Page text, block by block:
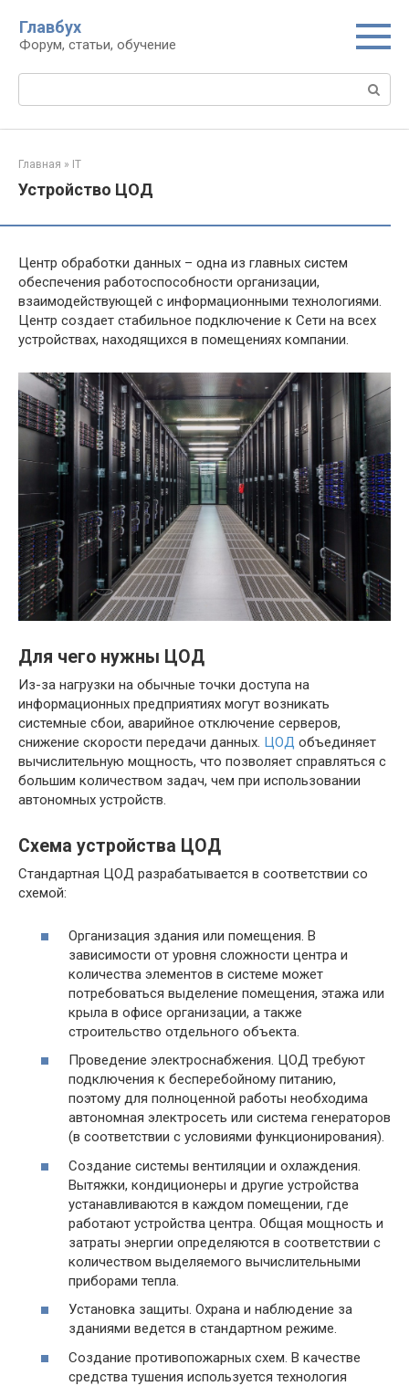
контенту
Главбух
Форум, статьи, обучение
Главная » IT
Устройство ЦОД
Центр обработки данных – одна из главных систем
обеспечения работоспособности организации,
взаимодействующей с информационными технологиями.
Центр создает стабильное подключение к Сети на всех
устройствах, находящихся в помещениях компании.
Для чего нужны ЦОД
Из-за нагрузки на обычные точки доступа на
информационных предприятиях могут возникать
системные сбои, аварийное отключение серверов,
снижение скорости передачи данных. ЦОД объединяет
вычислительную мощность, что позволяет справляться с
большим количеством задач, чем при использовании
автономных устройств.
Схема устройства ЦОД
Стандартная ЦОД разрабатывается в соответствии со
схемой:
Организация здания или помещения. В
зависимости от уровня сложности центра и
количества элементов в системе может
потребоваться выделение помещения, этажа или
крыла в офисе организации, а также
строительство отдельного объекта.
Проведение электроснабжения. ЦОД требуют
подключения к бесперебойному питанию,
поэтому для полноценной работы необходима
автономная электросеть или система генераторов
(в соответствии с условиями функционирования).
Создание системы вентиляции и охлаждения.
Вытяжки, кондиционеры и другие устройства
устанавливаются в каждом помещении, где
работают устройства центра. Общая мощность и
затраты энергии определяются в соответствии с
количеством выделяемого вычислительными
приборами тепла.
Установка защиты. Охрана и наблюдение за
зданиями ведется в стандартном режиме.
Создание противопожарных схем. В качестве
средства тушения используется технология